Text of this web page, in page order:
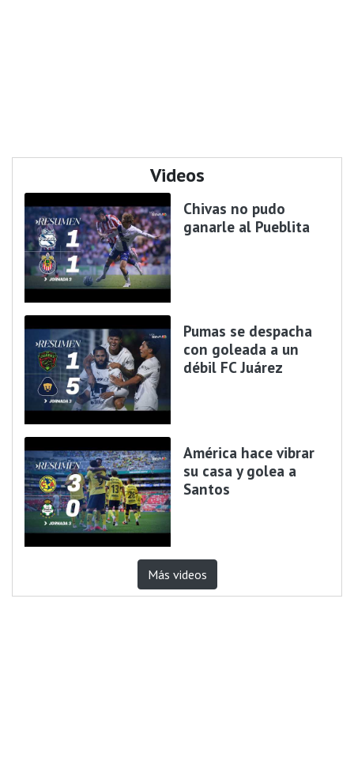
Videos
Chivas no pudo
ganarle al Pueblita
Pumas se despacha
con goleada a un
débil FC Juárez
América hace vibrar
su casa y golea a
Santos
Más videos